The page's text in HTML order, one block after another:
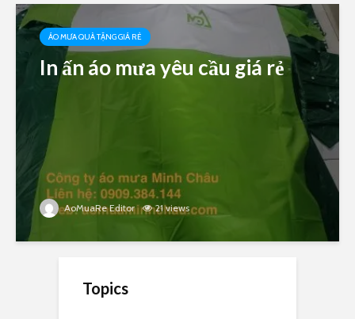
ÁO MƯA QUÀ TẶNG GIÁ RẺ
In ấn áo mưa yêu cầu giá rẻ
AoMuaRe Editor 21 views
Topics